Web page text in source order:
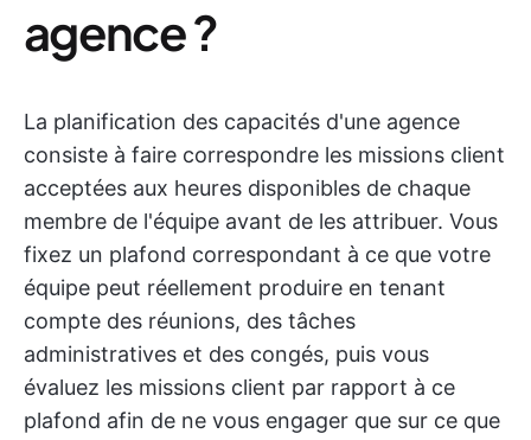
agence ?
La planification des capacités d'une agence
consiste à faire correspondre les missions client
acceptées aux heures disponibles de chaque
membre de l'équipe avant de les attribuer. Vous
fixez un plafond correspondant à ce que votre
équipe peut réellement produire en tenant
compte des réunions, des tâches
administratives et des congés, puis vous
évaluez les missions client par rapport à ce
plafond afin de ne vous engager que sur ce que